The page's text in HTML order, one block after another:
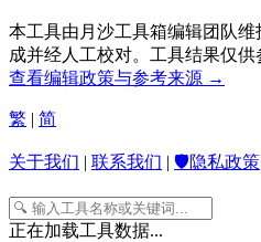
本工具由月沙工具箱编辑团队
成并经人工校对。工具结果仅供
查看编辑政策与参考来源 →
繁 | 简
关于我们 | 联系我们 | 🛡️隐私政策
正在加载工具数据...